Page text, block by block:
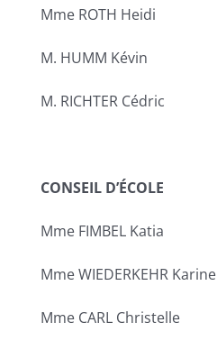
Mme ROTH Heidi
M. HUMM Kévin
M. RICHTER Cédric
CONSEIL D’ÉCOLE
Mme FIMBEL Katia
Mme WIEDERKEHR Karine
Mme CARL Christelle